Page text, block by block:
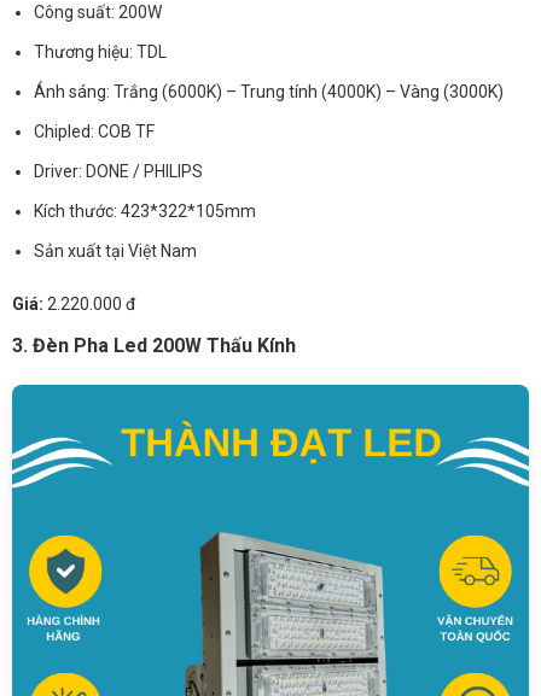
Công suất: 200W
Thương hiệu: TDL
Ánh sáng: Trắng (6000K) – Trung tính (4000K) – Vàng (3000K)
Chipled: COB TF
Driver: DONE / PHILIPS
Kích thước: 423*322*105mm
Sản xuất tại Việt Nam
Giá: 2.220.000 đ
3. Đèn Pha Led 200W Thấu Kính